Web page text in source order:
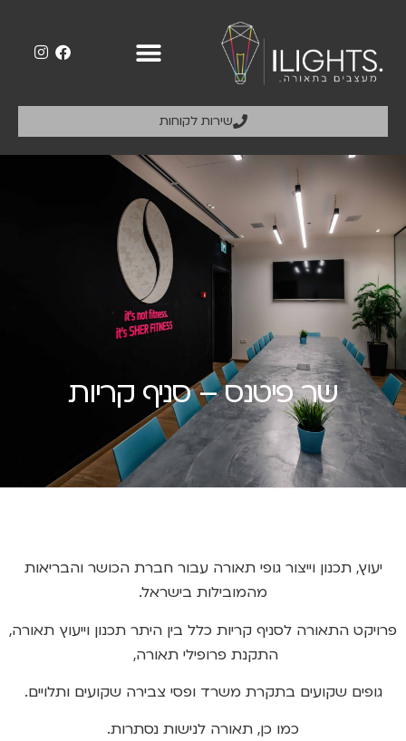
שירות לקוחות
שר פיטנס – סניף קריות
יעוץ, תכנון וייצור גופי תאורה עבור חברת הכושר והבריאות
מהמובילות בישראל.
פרויקט התאורה לסניף קריות כלל בין היתר תכנון וייעוץ תאורה,
התקנת פרופילי תאורה,
גופים שקועים בתקרת משרד ופסי צבירה שקועים ותלויים.
כמו כן, תאורה לנישות נסתרות.